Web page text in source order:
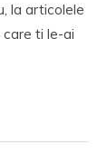
la articolele
care ti le-ai